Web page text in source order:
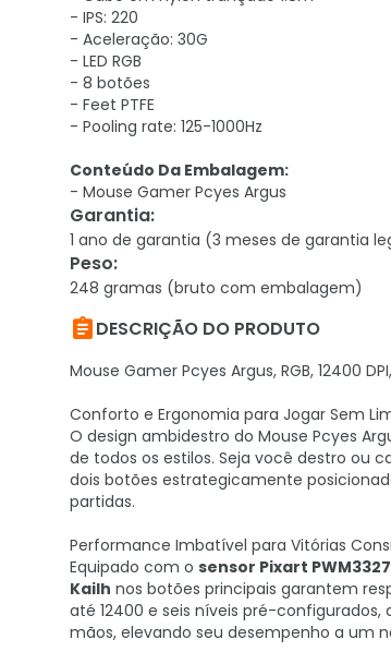
- IPS: 220
- Aceleração: 30G
- LED RGB
- 8 botões
- Feet PTFE
- Pooling rate: 125-1000Hz
Conteúdo Da Embalagem:
- Mouse Gamer Pcyes Argus
Garantia:
1 ano de garantia (3 meses de garantia
Peso:
248 gramas (bruto com embalagem)
DESCRIÇÃO DO PRODUTO
Mouse Gamer Pcyes Argus, RGB, 12400
Conforto e Ergonomia para Jogar Sem
O design ambidestro do Mouse Pcyes
de todos os estilos. Seja você destro ou
dois botões estrategicamente
partidas.
Performance Imbatível para Vitórias
Equipado com o sensor Pixart PWM3327
Kailh nos botões principais garantem
até 12400 e seis níveis pré-
mãos, elevando seu desempenho a um